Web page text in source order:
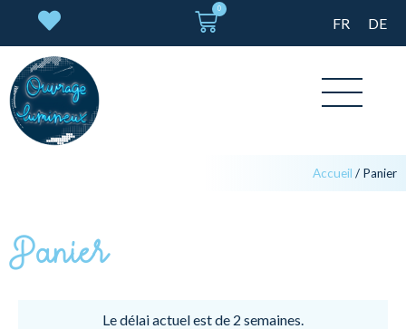
0
FR DE
Accueil / Panier
Panier
Le délai actuel est de 2 semaines.